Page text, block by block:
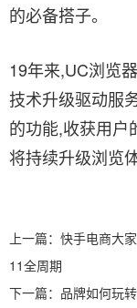
的必备搭子。
19年来,UC浏览
技术升级驱动服
的功能,收获用户
将持续升级浏览
上一篇： 快手电商大
11全周期
下一篇： 品牌如何玩